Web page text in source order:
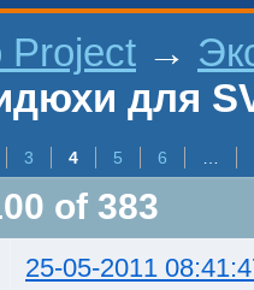
Project →
для
3 4 5 6
of 383
25-05-2011